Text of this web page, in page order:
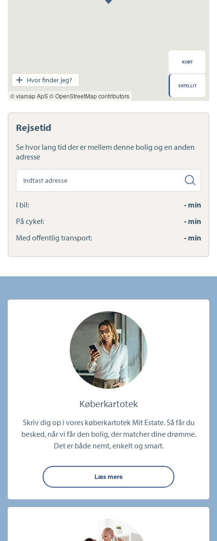
Rejsetid
Se hvor lang tid der er mellem denne bolig og en anden
adresse
Søg
anden
adresse
I bil:
- min
På cykel:
- min
Med offentlig transport:
- min
© viamap ApS© OpenStreetMap contributors
KORT
SATELLIT
Hvor finder jeg?
Transport
Indkøb
Daginstitution
Skole
Sundhed
Ladestandere
Lynladere
Køberkartotek
Skriv dig op i vores køberkartotek Mit Estate. Så får du
besked, når vi får den bolig, der matcher dine drømme.
Det er både nemt, enkelt og smart.
Læs mere